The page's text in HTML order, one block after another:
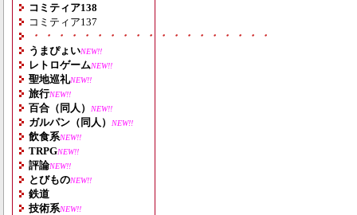
コミティア138
コミティア137
・・・・・・・・・・・・・・・・・・・
うまぴょいNEW!!
レトロゲームNEW!!
聖地巡礼NEW!!
旅行NEW!!
百合（同人） NEW!!
ガルパン（同人） NEW!!
飲食系NEW!!
TRPGNEW!!
評論NEW!!
とびものNEW!!
鉄道
技術系NEW!!